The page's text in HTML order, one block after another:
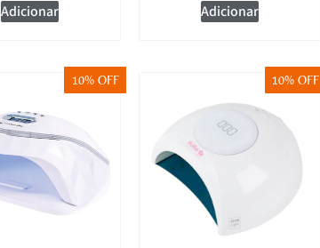
Adicionar Adicionar
10% OFF 10% OFF